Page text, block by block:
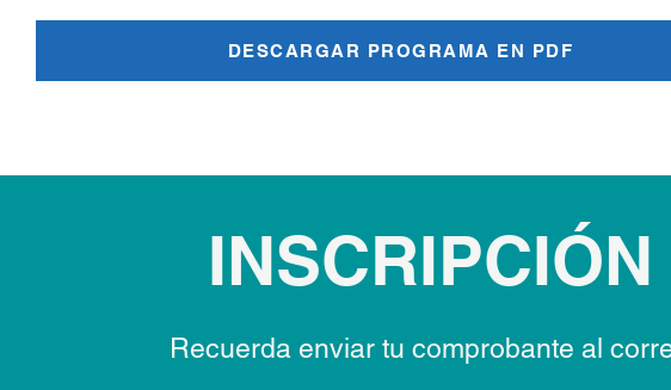
DESCARGAR PROGRAMA EN PDF
INSCRIPCIÓN
Recuerda enviar tu comprobante al